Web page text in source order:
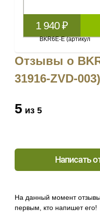
1 940 ₽
Отзывы о
31916-ZVD-003)
5 из 5
Написать
На данный момент отзывы
первым, кто напишет его!